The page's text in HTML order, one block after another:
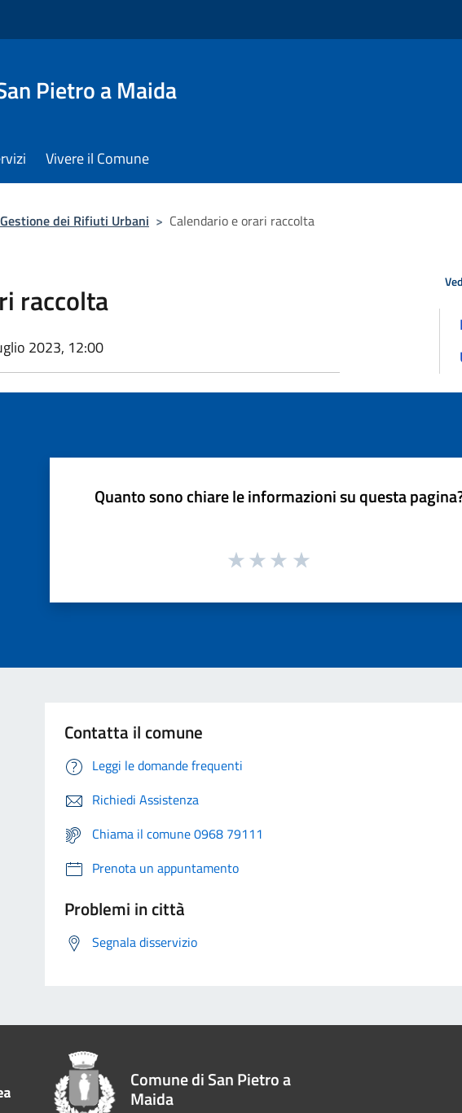
Pietro a Maida
Vivere il Comune
dei Rifiuti Urbani > Calendario e orari raccolta
raccolta
2023, 12:00
Quanto sono chiare le informazioni su questa
Contatta il comune
Leggi le domande frequenti
Richiedi Assistenza
Chiama il comune 0968 79111
Prenota un appuntamento
Problemi in città
Segnala disservizio
Comune di San Pietro a
Maida